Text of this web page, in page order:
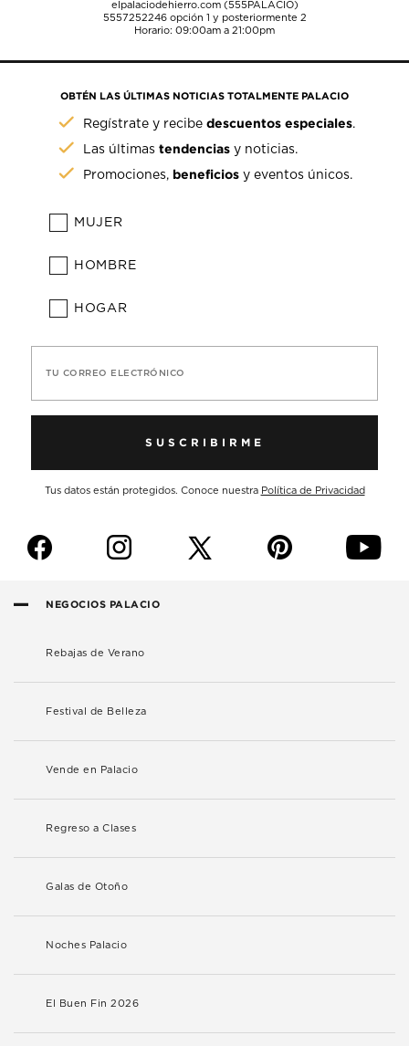
elpalaciodehierro.com (555PALACIO)
5557252246opción 1 y posteriormente 2
Horario: 09:00am a 21:00pm
OBTÉN LAS ÚLTIMAS NOTICIAS TOTALMENTE PALACIO
Regístrate y recibedescuentos especiales.
Las últimastendencias y noticias.
Promociones, beneficios y eventos únicos.
MUJER
HOMBRE
HOGAR
TU CORREO ELECTRÓNICO
SUSCRIBIRME
Tus datos están protegidos. Conoce nuestra Política de Privacidad
f i p y
NEGOCIOS PALACIO
Rebajas de Verano
Festival de Belleza
Vende en Palacio
Regreso a Clases
Galas de Otoño
Noches Palacio
El Buen Fin 2026